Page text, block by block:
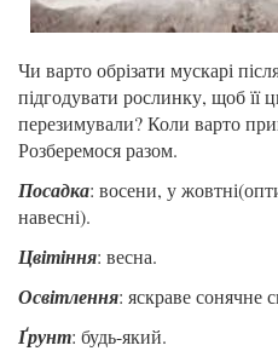
Чи варто обрізати мускарі
підгодувати рослинку, щоб її
перезимували? Коли варто
Розберемося разом.
Посадка: восени, у
навесні).
Цвітіння: весна.
Освітлення: яскраве сонячне
Ґрунт: будь-який.